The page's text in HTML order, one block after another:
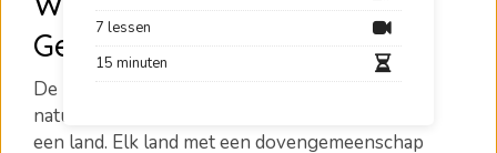
7 lessen
15 minuten
Gebarentaal?
De Nederlandse Gebarentaal (NGT) is de
natuurlijke taal van prelinguale dove mensen in
een land. Elk land met een dovengemeenschap